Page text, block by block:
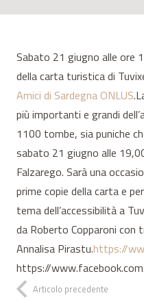
Sabato 21 giugno alle ore
della carta turistica di
Amici di Sardegna ONLUS
più importanti e grandi
1100 tombe, sia puniche
sabato 21 giugno alle
Falzarego. Sarà una
prime copie della carta e
tema dell’accessibilità a
da Roberto Copparoni
Annalisa Pirastu.https://
https://
Articolo precedente